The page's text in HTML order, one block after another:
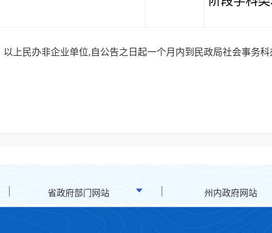
上民办非企业单位,自公告之日起一个月内到民政局社会事务科
省政府部门网站 州内政府网站